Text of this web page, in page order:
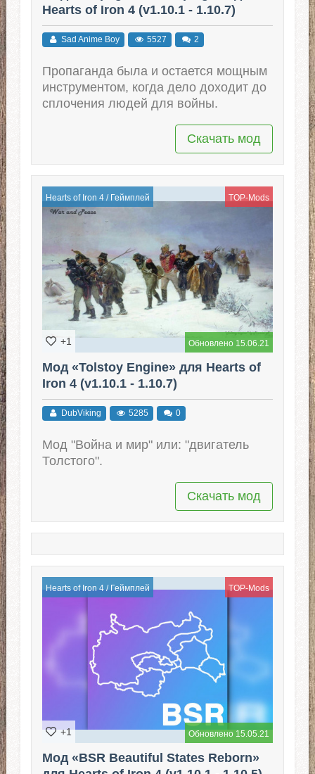
Hearts of Iron 4 (v1.10.1 - 1.10.7)
Sad Anime Boy 5527 2
Пропаганда была и остается мощным
инструментом, когда дело доходит до
сплочения людей для войны.
Скачать мод
Hearts of Iron 4/ Геймплей TOP-Mods
Обновлено 15.06.21
+1
Мод «Tolstoy Engine» для Hearts of
Iron 4 (v1.10.1 - 1.10.7)
DubViking 5285 0
Мод "Война и мир" или: "двигатель
Толстого".
Скачать мод
Hearts of Iron 4/Геймплей TOP-Mods
Обновлено 15.05.21
+1
Мод «BSR Beautiful States Reborn»